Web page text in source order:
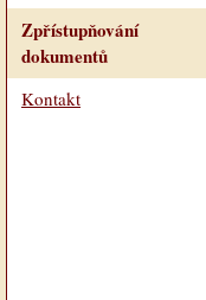
Zpřístupňování
dokumentů
Kontakt